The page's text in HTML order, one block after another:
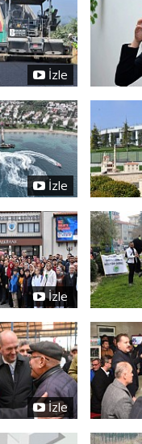
İzle
İzle
İzle
İzle